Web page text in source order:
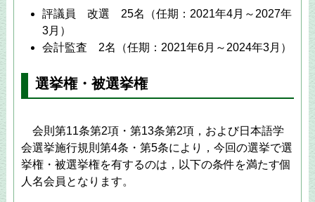
評議員 改選 25名（任期：2021年4月～2027年
3月）
会計監査 2名（任期：2021年6月～2024年3月）
選挙権・被選挙権
会則第11条第2項・第13条第2項，および日本語学
会選挙施行規則第4条・第5条により，今回の選挙で選
挙権・被選挙権を有するのは，以下の条件を満たす個
人名会員となります。